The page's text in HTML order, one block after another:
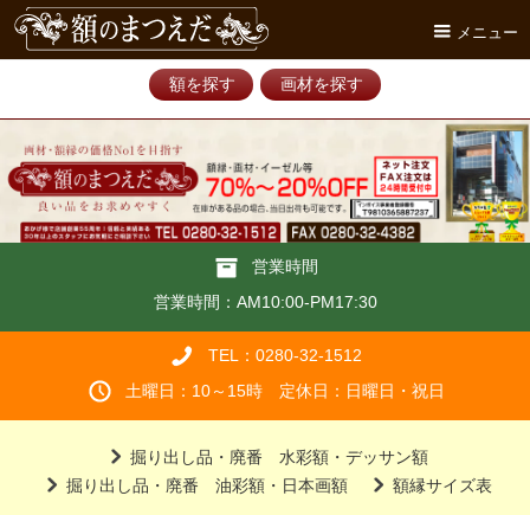
メニュー
額を探す 画材を探す
営業時間
営業時間：AM10:00-PM17:30
TEL：0280-32-1512
土曜日：10～15時 定休日：日曜日・祝日
掘り出し品・廃番 水彩額・デッサン額
掘り出し品・廃番 油彩額・日本画額
額縁サイズ表